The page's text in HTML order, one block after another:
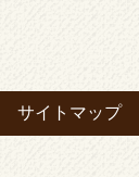
サイトマップ